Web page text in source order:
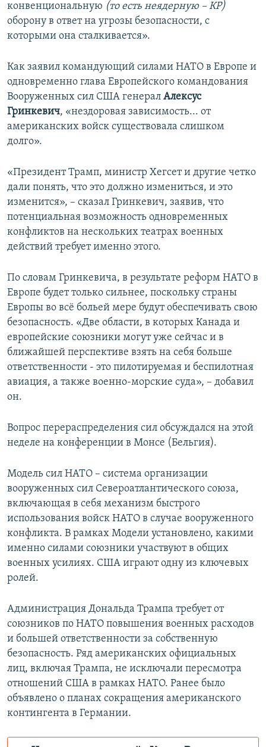
конвенциональную (то есть неядерную – КР)
оборону в ответ на угрозы безопасности, с
которыми она сталкивается».
Как заявил командующий силами НАТО в Европе и
одновременно глава Европейского командования
Вооруженных сил США генерал Алексус
Гринкевич, «нездоровая зависимость... от
американских войск существовала слишком
долго».
«Президент Трамп, министр Хегсет и другие четко
дали понять, что это должно измениться, и это
изменится», – сказал Гринкевич, заявив, что
потенциальная возможность одновременных
конфликтов на нескольких театрах военных
действий требует именно этого.
По словам Гринкевича, в результате реформ НАТО в
Европе будет только сильнее, поскольку страны
Европы во всё больей мере будут обеспечивать свою
безопасность. «Две области, в которых Канада и
европейские союзники могут уже сейчас и в
ближайшей перспективе взять на себя больше
ответственности - это пилотируемая и беспилотная
авиация, а также военно-морские суда», – добавил
он.
Вопрос перераспределения сил обсуждался на этой
неделе на конференции в Монсе (Бельгия).
Модель сил НАТО – система организации
вооруженных сил Североатлантического союза,
включающая в себя механизм быстрого
использования войск НАТО в случае вооруженного
конфликта. В рамках Модели установлено, какими
именно силами союзники участвуют в общих
военных усилиях. США играют одну из ключевых
ролей.
Администрация Дональда Трампа требует от
союзников по НАТО повышения военных расходов
и большей ответственности за собственную
безопасность. Ряд американских официальных
лиц, включая Трампа, не исключали пересмотра
отношений США в рамках НАТО. Ранее было
объявлено о планах сокращения американского
контингента в Германии.